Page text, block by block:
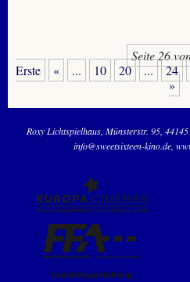
Seite 26
Erste
« ... 10 20 ... 24
»
Roxy Lichtspielhaus Münsterstr. 95
info@sweetsixteen-kino.de